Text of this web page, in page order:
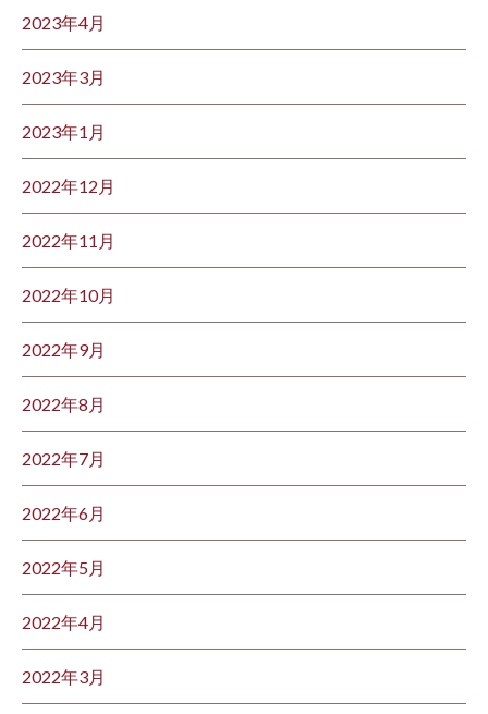
2023年4月
2023年3月
2023年1月
2022年12月
2022年11月
2022年10月
2022年9月
2022年8月
2022年7月
2022年6月
2022年5月
2022年4月
2022年3月